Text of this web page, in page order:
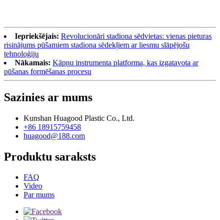
Iepriekšējais: Revolucionāri stadiona sēdvietas: vienas pieturas
risinājums pūšamiem stadiona sēdekļiem ar liesmu slāpējošu
tehnoloģiju
Nākamais: Kāpņu instrumenta platforma, kas izgatavota ar
pūšanas formēšanas procesu
Sazinies ar mums
Kunshan Huagood Plastic Co., Ltd.
+86 18915759458
huagood@188.com
Produktu saraksts
FAQ
Video
Par mums